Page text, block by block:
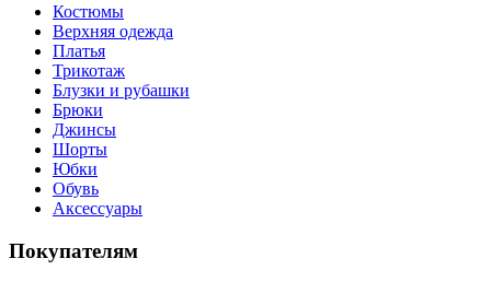
Костюмы
Верхняя одежда
Платья
Трикотаж
Блузки и рубашки
Брюки
Джинсы
Шорты
Юбки
Обувь
Аксессуары
Покупателям